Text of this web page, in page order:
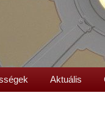
Aktuális